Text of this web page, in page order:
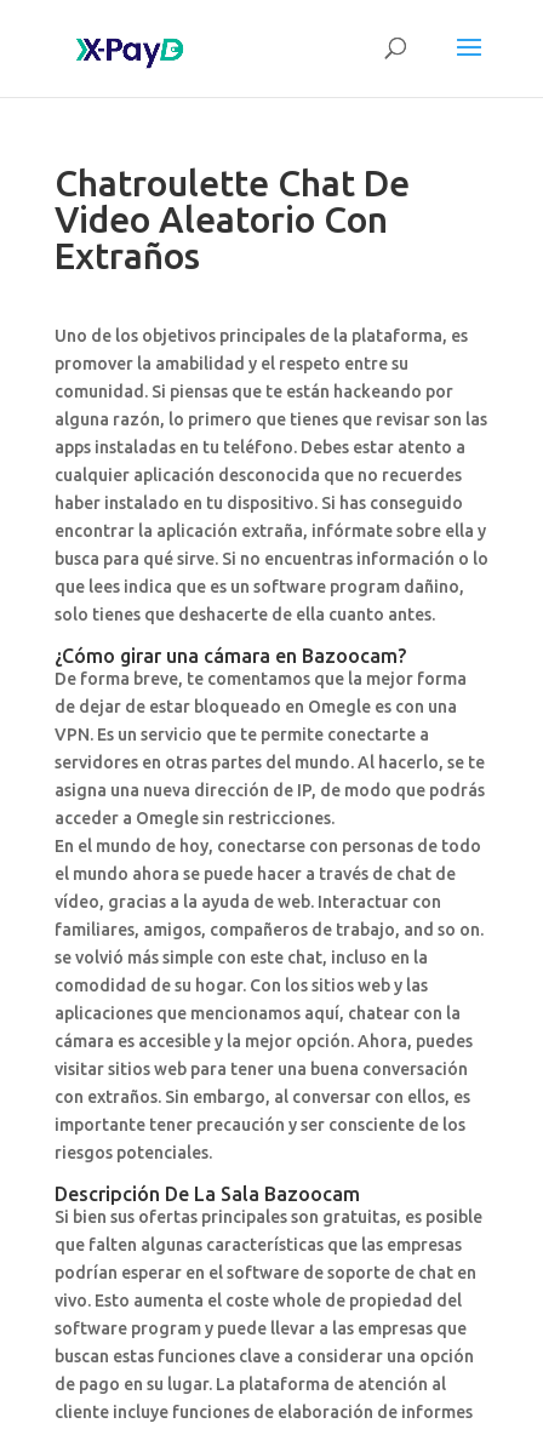
Chatroulette Chat De
Video Aleatorio Con
Extraños
Uno de los objetivos principales de la plataforma, es
promover la amabilidad y el respeto entre su
comunidad. Si piensas que te están hackeando por
alguna razón, lo primero que tienes que revisar son las
apps instaladas en tu teléfono. Debes estar atento a
cualquier aplicación desconocida que no recuerdes
haber instalado en tu dispositivo. Si has conseguido
encontrar la aplicación extraña, infórmate sobre ella y
busca para qué sirve. Si no encuentras información o lo
que lees indica que es un software program dañino,
solo tienes que deshacerte de ella cuanto antes.
¿Cómo girar una cámara en Bazoocam?
De forma breve, te comentamos que la mejor forma
de dejar de estar bloqueado en Omegle es con una
VPN. Es un servicio que te permite conectarte a
servidores en otras partes del mundo. Al hacerlo, se te
asigna una nueva dirección de IP, de modo que podrás
acceder a Omegle sin restricciones.
En el mundo de hoy, conectarse con personas de todo
el mundo ahora se puede hacer a través de chat de
vídeo, gracias a la ayuda de web. Interactuar con
familiares, amigos, compañeros de trabajo, and so on.
se volvió más simple con este chat, incluso en la
comodidad de su hogar. Con los sitios web y las
aplicaciones que mencionamos aquí, chatear con la
cámara es accesible y la mejor opción. Ahora, puedes
visitar sitios web para tener una buena conversación
con extraños. Sin embargo, al conversar con ellos, es
importante tener precaución y ser consciente de los
riesgos potenciales.
Descripción De La Sala Bazoocam
Si bien sus ofertas principales son gratuitas, es posible
que falten algunas características que las empresas
podrían esperar en el software de soporte de chat en
vivo. Esto aumenta el coste whole de propiedad del
software program y puede llevar a las empresas que
buscan estas funciones clave a considerar una opción
de pago en su lugar. La plataforma de atención al
cliente incluye funciones de elaboración de informes